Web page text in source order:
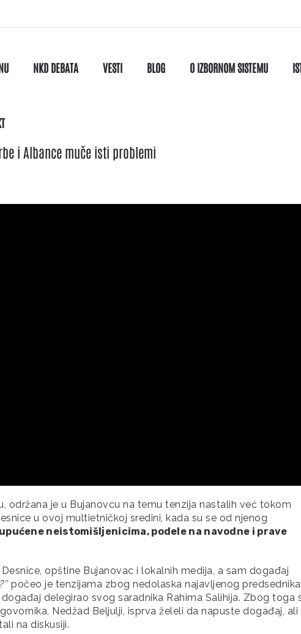
NKD DEBATA VESTI BLOG O IZBORNOM SISTEMU
i Albance muče isti problemi
održana je u Bujanovcu na temu tenzija nastalih već tokom
u ovoj multietničkoj sredini, kada su se od njenog
neistomišljenicima, podele na navodne i prave
opštine Bujanovac i lokalnih medija, a sam događaj
počeo je tenzijama zbog nedolaska najavljenog predsednika
delegirao svog saradnika Rahima Salihija. Zbog toga
Nedžad Beljulji, isprva želeli da napuste događaj, ali
na diskusiji.